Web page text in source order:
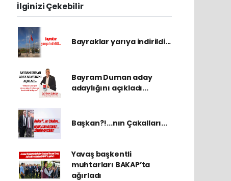
İlginizi Çekebilir
Bayraklar yarıya indirildi...
Bayram Duman aday
adaylığını açıkladı...
Başkan?!...nın Çakalları...
Yavaş başkentli
muhtarları BAKAP’ta
ağırladı